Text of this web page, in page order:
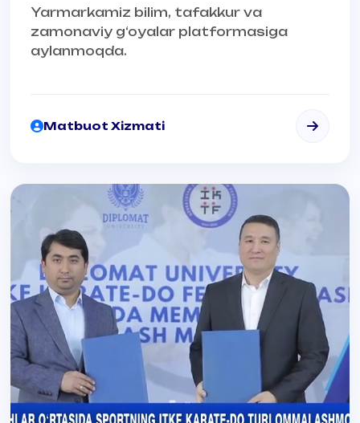
Yarmarkamiz bilim, tafakkur va
zamonaviy g‘oyalar platformasiga
aylanmoqda.
Matbuot Xizmati